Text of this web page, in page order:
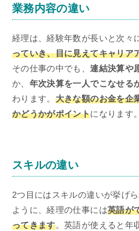
業務内容の違い
経理は、経験年数が長いと次々
っていき、目に見えてキャリア
その仕事の中でも、連結決算や
か、 年次決算を一人でこなせる
わります。 大きな額のお金を企
かどうかがポイントになります。
スキルの違い
2つ目にはスキルの違いが挙げ
ように、経理の仕事には英語が
ってきます。英語が使えると年